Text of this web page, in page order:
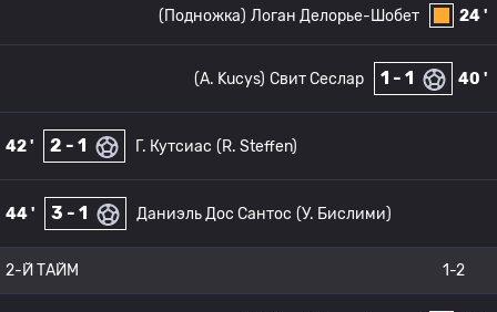
24 '
Логан Делорье-Шобет
(Подножка)
40 '
1 - 1
Свит Сеслар
(A. Kucys)
42 ' 2 - 1 Г. Кутсиас (R. Steffen)
44 ' 3 - 1 Даниэль Дос Сантос (У. Бислими)
2-Й ТАЙМ 1-2